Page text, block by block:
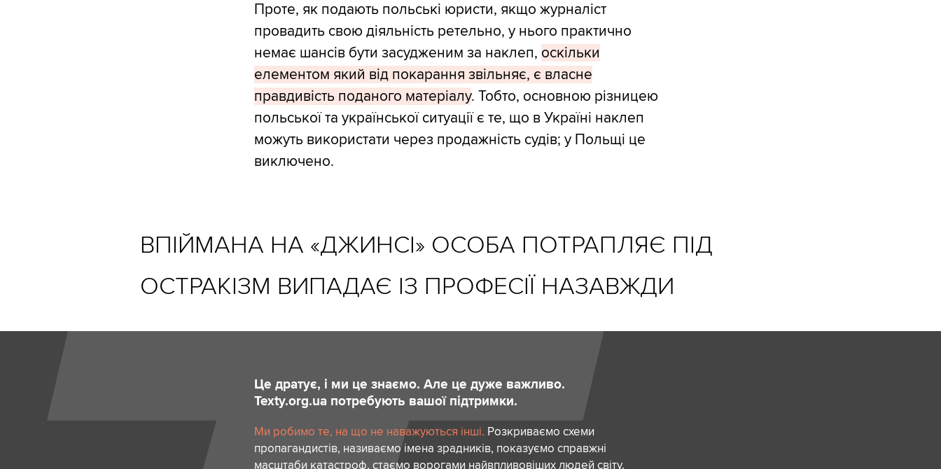
Проте, як подають польські юристи, якщо журналіст
провадить свою діяльність ретельно, у нього практично
немає шансів бути засудженим за наклеп, оскільки
елементом який від покарання звільняє, є власне
правдивість поданого матеріалу. Тобто, основною різницею
польської та української ситуації є те, що в Україні наклеп
можуть використати через продажність судів; у Польщі це
виключено.
ВПІЙМАНА НА «ДЖИНСІ» ОСОБА ПОТРАПЛЯЄ ПІД
ОСТРАКІЗМ ВИПАДАЄ ІЗ ПРОФЕСІЇ НАЗАВЖДИ
Це дратує, і ми це знаємо. Але це дуже важливо.
Texty.org.ua потребують вашої підтримки.
Ми робимо те, на що не наважуються інші. Розкриваємо схеми
пропагандистів, називаємо імена зрадників, показуємо справжні
масштаби катастроф, стаємо ворогами найвпливовіших людей світу.